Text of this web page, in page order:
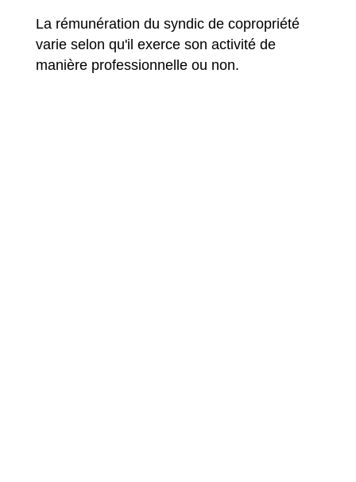
La rémunération du syndic de copropriété
varie selon qu'il exerce son activité de
manière professionnelle ou non.